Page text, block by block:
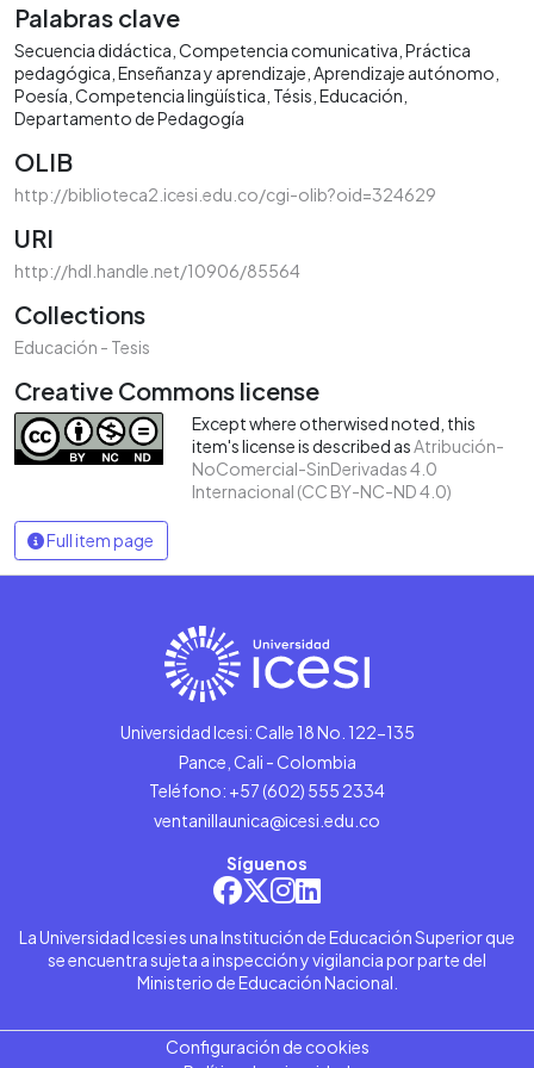
Palabras clave
Secuencia didáctica Competencia comunicativa Práctica
pedagógica Enseñanza y aprendizaje Aprendizaje autónomo
Poesía Competencia lingüística Tésis Educación
Departamento de Pedagogía
OLIB
http://biblioteca2.icesi.edu.co/cgi-olib?oid=324629
URI
http://hdl.handle.net/10906/85564
Collections
Educación - Tesis
Creative Commons license
Except where otherwised noted, this
item's license is described asAtribución-
NoComercial-SinDerivadas 4.0
Internacional (CC BY-NC-ND 4.0)
Full item page
Universidad Icesi: Calle 18 No. 122-135
Pance, Cali - Colombia
Teléfono: +57 (602) 555 2334
ventanillaunica@icesi.edu.co
Síguenos
La Universidad Icesi es una Institución de Educación Superior que
se encuentra sujeta a inspección y vigilancia por parte del
Ministerio de Educación Nacional.
Configuración de cookies